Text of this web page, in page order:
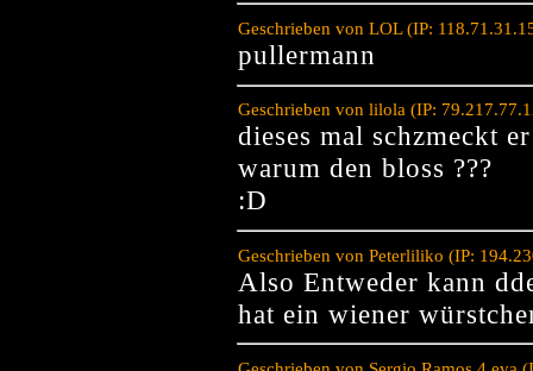
Geschrieben von LOL (IP:
pullermann
Geschrieben von lilola (IP:
dieses mal schzmeckt
warum den bloss ???
:D
Geschrieben von Peterliliko (IP:
Also Entweder kann
hat ein wiener